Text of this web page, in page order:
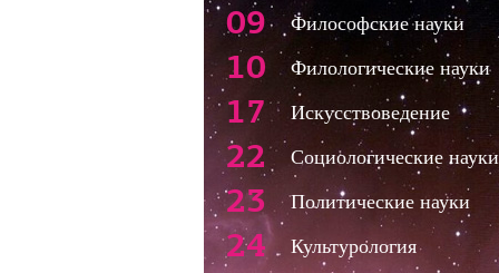
09 Философские науки
10 Филологические науки
17 Искусствоведение
22 Социологические науки
23 Политические науки
24 Культурология